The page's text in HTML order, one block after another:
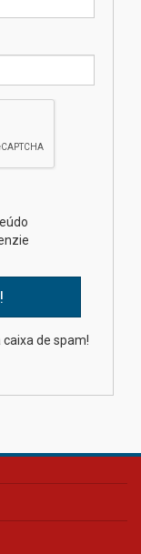
semestre
PAS antes
Médio
além da
de spam!